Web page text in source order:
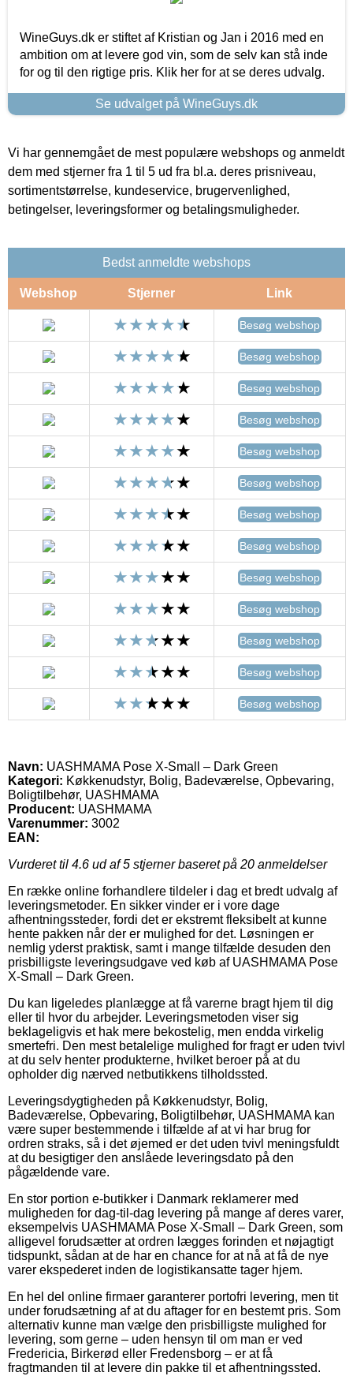
WineGuys.dk er stiftet af Kristian og Jan i 2016 med en
ambition om at levere god vin, som de selv kan stå inde
for og til den rigtige pris. Klik her for at se deres udvalg.
Se udvalget på WineGuys.dk
Vi har gennemgået de mest populære webshops og anmeldt
dem med stjerner fra 1 til 5 ud fra bl.a. deres prisniveau,
sortimentstørrelse, kundeservice, brugervenlighed,
betingelser, leveringsformer og betalingsmuligheder.
Bedst anmeldte webshops
Webshop Stjerner Link
Besøg webshop
Besøg webshop
Besøg webshop
Besøg webshop
Besøg webshop
Besøg webshop
Besøg webshop
Besøg webshop
Besøg webshop
Besøg webshop
Besøg webshop
Besøg webshop
Besøg webshop
Navn: UASHMAMA Pose X-Small – Dark Green
Kategori: Køkkenudstyr, Bolig, Badeværelse, Opbevaring,
Boligtilbehør, UASHMAMA
Producent: UASHMAMA
Varenummer: 3002
EAN:
Vurderet til 4.6 ud af 5 stjerner baseret på 20 anmeldelser
En række online forhandlere tildeler i dag et bredt udvalg af
leveringsmetoder. En sikker vinder er i vore dage
afhentningssteder, fordi det er ekstremt fleksibelt at kunne
hente pakken når der er mulighed for det. Løsningen er
nemlig yderst praktisk, samt i mange tilfælde desuden den
prisbilligste leveringsudgave ved køb af UASHMAMA Pose
X-Small – Dark Green.
Du kan ligeledes planlægge at få varerne bragt hjem til dig
eller til hvor du arbejder. Leveringsmetoden viser sig
beklageligvis et hak mere bekostelig, men endda virkelig
smertefri. Den mest betalelige mulighed for fragt er uden tvivl
at du selv henter produkterne, hvilket beroer på at du
opholder dig nærved netbutikkens tilholdssted.
Leveringsdygtigheden på Køkkenudstyr, Bolig,
Badeværelse, Opbevaring, Boligtilbehør, UASHMAMA kan
være super bestemmende i tilfælde af at vi har brug for
ordren straks, så i det øjemed er det uden tvivl meningsfuldt
at du besigtiger den anslåede leveringsdato på den
pågældende vare.
En stor portion e-butikker i Danmark reklamerer med
muligheden for dag-til-dag levering på mange af deres varer,
eksempelvis UASHMAMA Pose X-Small – Dark Green, som
alligevel forudsætter at ordren lægges forinden et nøjagtigt
tidspunkt, sådan at de har en chance for at nå at få de nye
varer ekspederet inden de logistikansatte tager hjem.
En hel del online firmaer garanterer portofri levering, men tit
under forudsætning af at du aftager for en bestemt pris. Som
alternativ kunne man vælge den prisbilligste mulighed for
levering, som gerne – uden hensyn til om man er ved
Fredericia, Birkerød eller Fredensborg – er at få
fragtmanden til at levere din pakke til et afhentningssted.